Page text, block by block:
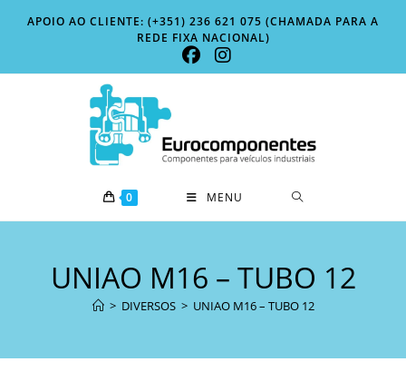
APOIO AO CLIENTE: (+351) 236 621 075 (CHAMADA PARA A
REDE FIXA NACIONAL)
0 MENU
UNIAO M16 – TUBO 12
> DIVERSOS > UNIAO M16 – TUBO 12